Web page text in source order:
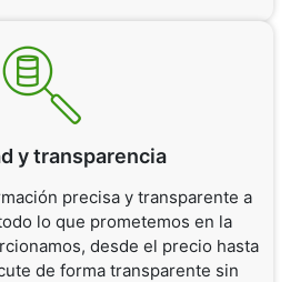
y transparencia
precisa y transparente a
lo que prometemos en la
desde el precio hasta
de forma transparente sin